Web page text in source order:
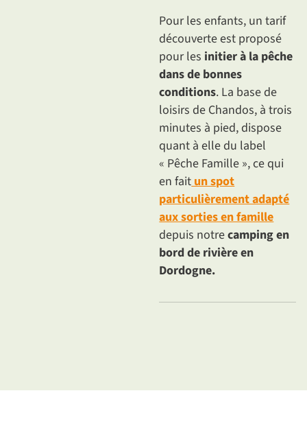
Pour les enfants, un tarif
découverte est proposé
pour les initier à la pêche
dans de bonnes
conditions. La base de
loisirs de Chandos, à trois
minutes à pied, dispose
quant à elle du label
« Pêche Famille », ce qui
en fait un spot
particulièrement adapté
aux sorties en famille
depuis notrecamping en
bord de rivière en
Dordogne.